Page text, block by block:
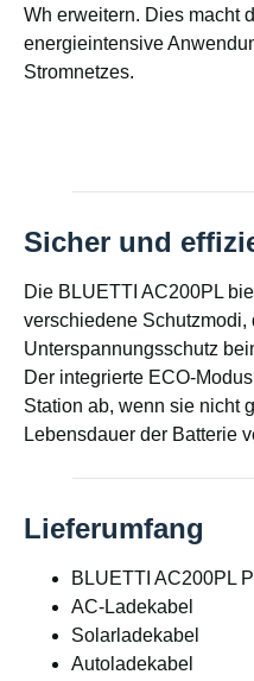
Wh erweitern. Dies macht
energieintensive
Stromnetzes.
Sicher und
Die BLUETTI AC200PL
verschiedene Schutzmodi,
Unterspannungsschutz
Der integrierte ECO-
Station ab, wenn sie nicht
Lebensdauer der Batterie
Lieferumfang
BLUETTI AC200PL
AC-Ladekabel
Solarladekabel
Autoladekabel